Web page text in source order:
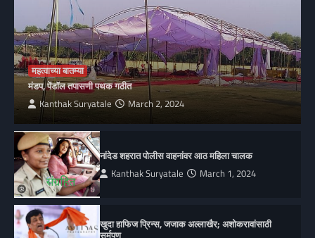
महत्वाच्या बातम्या
मंडप, पेंडॉल तपासणी पथक गठीत
Kanthak Suryatale March 2, 2024
नांदेड शहरात पोलीस वाहनांवर आठ महिला चालक
Kanthak Suryatale March 1, 2024
खुदा हाफिज प्रिन्स, जजाक अल्लाखैर; अशोकरावांसाठी